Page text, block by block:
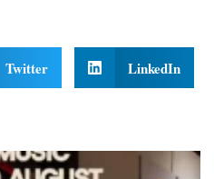
Twitter LinkedIn